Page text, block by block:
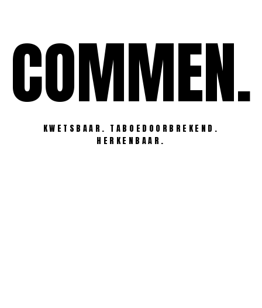
inhoudCOMMEN.
KWETSBAAR. TABOEDOORBREKEND.
HERKENBAAR.